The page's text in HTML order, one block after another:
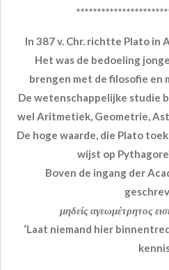
In 387 v. Chr. richtte Plato in
Het was de bedoeling
brengen met de filosofie en
De wetenschappelijke studie
wel Aritmetiek, Geometrie,
De hoge waarde, die Plato
wijst op
Boven de ingang der
μηδείς αγεωμέτρητος
‘Laat niemand hier